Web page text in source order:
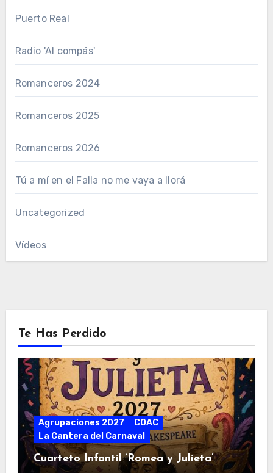
Puerto Real
Radio 'Al compás'
Romanceros 2024
Romanceros 2025
Romanceros 2026
Tú a mí en el Falla no me vaya a llorá
Uncategorized
Vídeos
Te Has Perdido
Agrupaciones 2027
COAC
La Cantera del Carnaval
Cuarteto Infantil ‘Romea y Julieta’